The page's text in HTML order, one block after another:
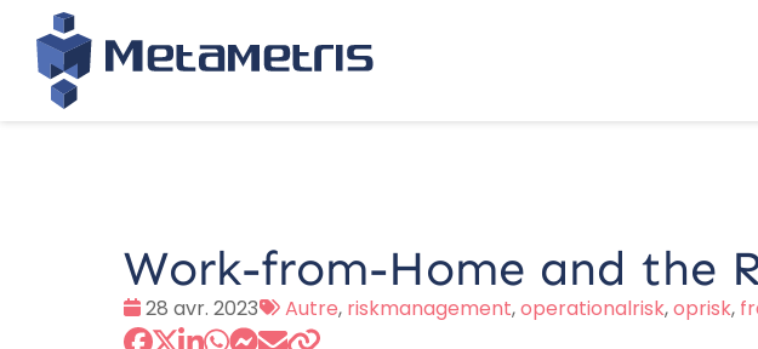
Work-from-Home and the
Date
:
28 avr. 2023
Tags
:
Autre, riskmanagement,operationalrisk,oprisk,